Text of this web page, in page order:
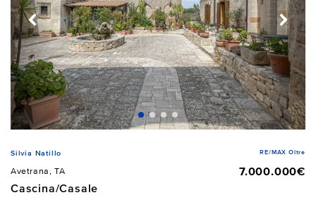
Silvia Natillo RE/MAX Oltre
Avetrana, TA
7.000.000€
Cascina/Casale